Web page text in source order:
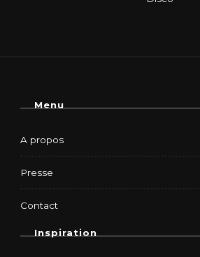
Menu
A propos
Presse
Contact
Inspiration